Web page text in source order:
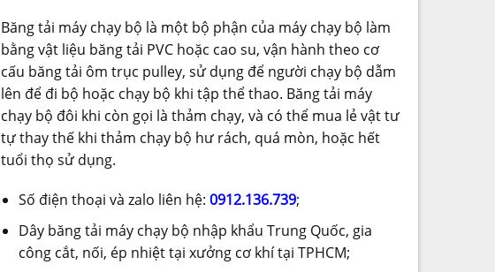
Băng tải máy chạy bộ là một bộ phận của máy chạy bộ làm
bằng vật liệu băng tải PVC hoặc cao su, vận hành theo cơ
cấu băng tải ôm trục pulley, sử dụng để người chạy bộ dẫm
lên để đi bộ hoặc chạy bộ khi tập thể thao. Băng tải máy
chạy bộ đôi khi còn gọi là thảm chạy, và có thể mua lẻ vật tư
tự thay thế khi thảm chạy bộ hư rách, quá mòn, hoặc hết
tuổi thọ sử dụng.
Số điện thoại và zalo liên hệ:0912.136.739;
Dây băng tải máy chạy bộ nhập khẩu Trung Quốc, gia
công cắt, nối, ép nhiệt tại xưởng cơ khí tại TPHCM;